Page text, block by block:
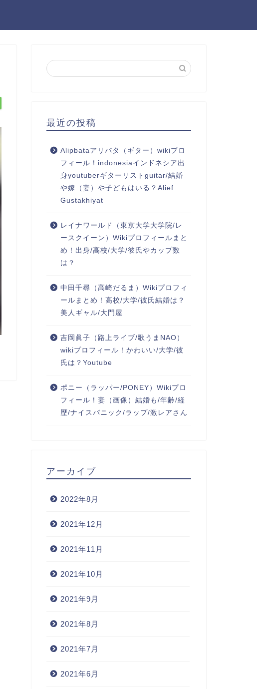
最近の投稿
Alipbataアリバタ（ギター）wikiプロ
フィール！indonesiaインドネシア出
身youtuberギターリストguitar/結婚
や嫁（妻）や子どもはいる？Alief
Gustakhiyat
レイナワールド（東京大学大学院/レ
ースクイーン）Wikiプロフィールまと
め！出身/高校/大学/彼氏やカップ数
は？
中田千尋（高崎だるま）Wikiプロフィ
ールまとめ！高校/大学/彼氏結婚は？
美人ギャル/大門屋
吉岡眞子（路上ライブ/歌うまNAO）
wikiプロフィール！かわいい/大学/彼
氏は？Youtube
ポニー（ラッパー/PONEY）Wikiプロ
フィール！妻（画像）結婚も/年齢/経
歴/ナイスパニック/ラップ/激レアさん
アーカイブ
2022年8月
2021年12月
2021年11月
2021年10月
2021年9月
2021年8月
2021年7月
2021年6月